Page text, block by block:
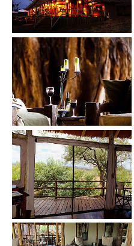
Show larger version
Show larger version
Show larger version